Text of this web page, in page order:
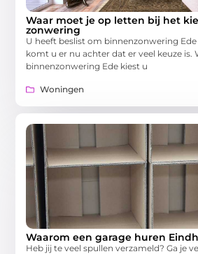
Waar moet je op letten bij het
zonwering
U heeft beslist om binnenzonwering Ede
komt u er nu achter dat er veel keuze is.
binnenzonwering Ede kiest u
Woningen
Waarom een garage huren
Heb jij te veel spullen verzameld? Ga je